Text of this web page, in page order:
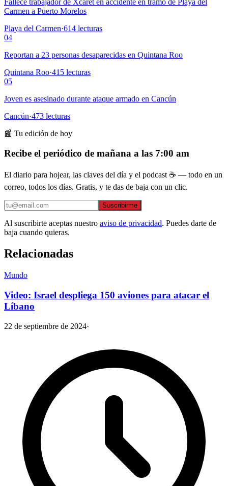
Fallece trabajador de Xcaret en accidente en tramo de Playa del
Carmen a Puerto Morelos
Playa del Carmen·614 lecturas
04
Reportan a 23 personas desaparecidas en Quintana Roo
Quintana Roo·415 lecturas
05
Joven es asesinado durante ataque armado en Cancún
Cancún·473 lecturas
📰 Tu edición de hoy
Recibe el periódico de mañana a las 7:00 am
El diario para hojear, las claves del día y el podcast ☕ — todo en un
correo, todos los días. Gratis, y te das de baja con un clic.
Suscribirme
Al suscribirte aceptas nuestro aviso de privacidad. Puedes darte de
baja cuando quieras.
Relacionadas
Mundo
Video: Israel despliega 150 aviones para atacar el
Líbano
22 de septiembre de 2024·